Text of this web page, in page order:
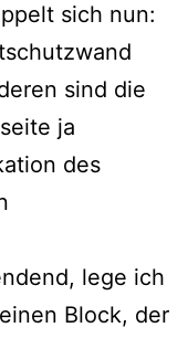
sich nun:
sind die
ja
des
lege ich
Block, der